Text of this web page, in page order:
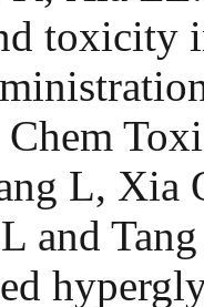
toxicity
L, Xia
and